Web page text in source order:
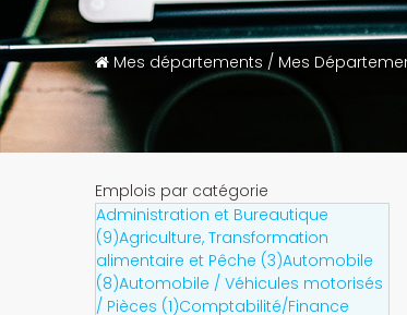
Mes départements / Mes
Emplois par catégorie
Administration et Bureautique
(9)Agriculture, Transformation
alimentaire et Pêche (3)Automobile
(8)Automobile / Véhicules motorisés
/ Pièces (1)Comptabilité/Finance